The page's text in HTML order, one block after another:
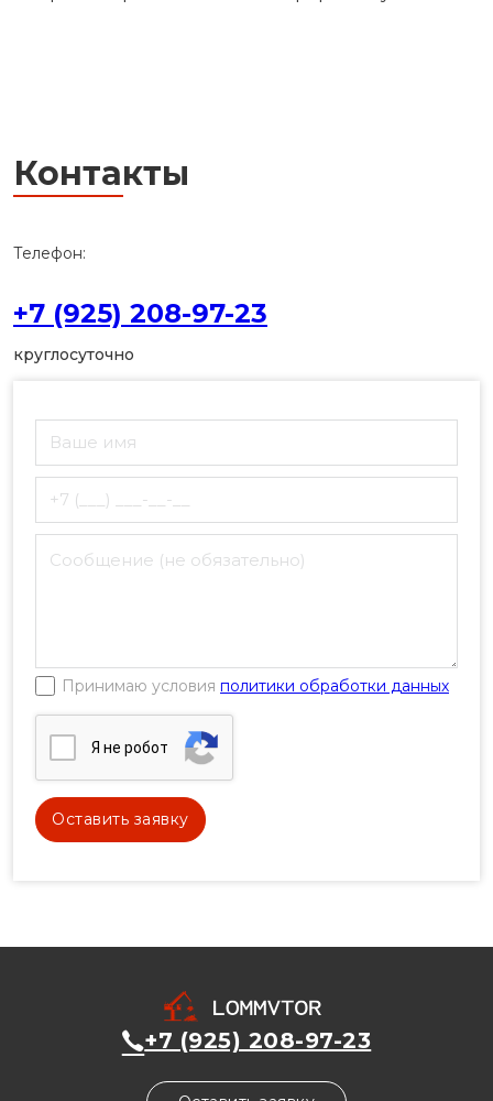
Контакты
Телефон:
+7 (925) 208-97-23
круглосуточно
Принимаю условия политики обработки данных
Я нe poбoт
+7 (925) 208-97-23